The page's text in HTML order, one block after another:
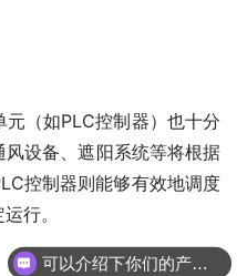
（如PLC控制器）也十分
设备、遮阳系统等将根据
控制器则能够有效地调度
行。
可以介绍下你们的产品么